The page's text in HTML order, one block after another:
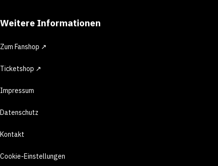
Weitere Informationen
Zum Fanshop ↗
Ticketshop ↗
Impressum
Datenschutz
Kontakt
Cookie-Einstellungen